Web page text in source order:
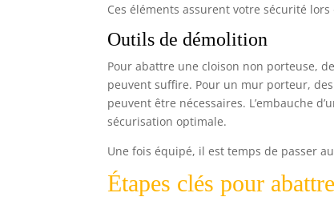
Ces éléments assurent votre sécurité
Outils de démolition
Pour abattre une cloison non porteuse,
peuvent suffire. Pour un mur porteur,
peuvent être nécessaires. L’embauche
sécurisation optimale.
Une fois équipé, il est temps de passer
Étapes clés pour